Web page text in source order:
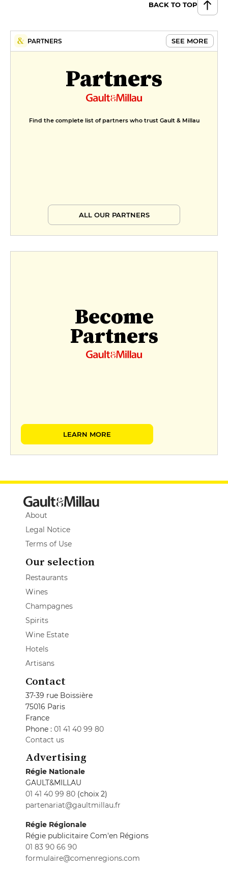
BACK TO TOP
PARTNERS SEE MORE
Partners
Find the complete list of partners who trust Gault & Millau
ALL OUR PARTNERS
Become
Partners
LEARN MORE
About
Legal Notice
Terms of Use
Our selection
Restaurants
Wines
Champagnes
Spirits
Wine Estate
Hotels
Artisans
Contact
37-39 rue Boissière
75016 Paris
France
Phone : 01 41 40 99 80
Contact us
Advertising
Régie Nationale
GAULT&MILLAU
01 41 40 99 80 (choix 2)
partenariat@gaultmillau.fr
Régie Régionale
Régie publicitaire Com'en Régions
01 83 90 66 90
formulaire@comenregions.com